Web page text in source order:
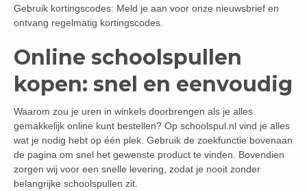
Gebruik kortingscodes: Meld je aan voor onze nieuwsbrief en
ontvang regelmatig kortingscodes.
Online schoolspullen
kopen: snel en eenvoudig
Waarom zou je uren in winkels doorbrengen als je alles
gemakkelijk online kunt bestellen? Op schoolspul.nl vind je alles
wat je nodig hebt op één plek. Gebruik de zoekfunctie bovenaan
de pagina om snel het gewenste product te vinden. Bovendien
zorgen wij voor een snelle levering, zodat je nooit zonder
belangrijke schoolspullen zit.